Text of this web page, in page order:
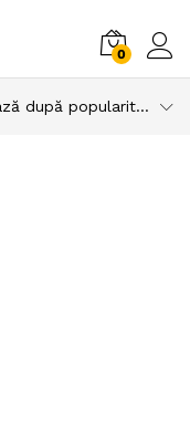
0
Sortează după popularitatea vânzărilor